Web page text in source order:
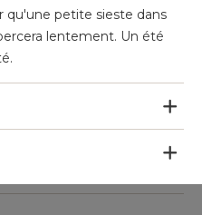
qu'une petite sieste dans
lentement. Un été